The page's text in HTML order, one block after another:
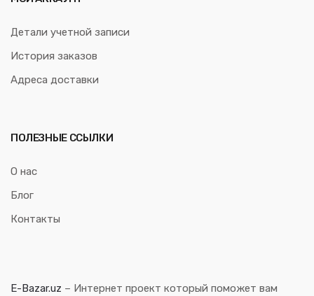
Детали учетной записи
История заказов
Адреса доставки
ПОЛЕЗНЫЕ ССЫЛКИ
О нас
Блог
Контакты
E-Bazar.uz – Интернет проект который поможет вам